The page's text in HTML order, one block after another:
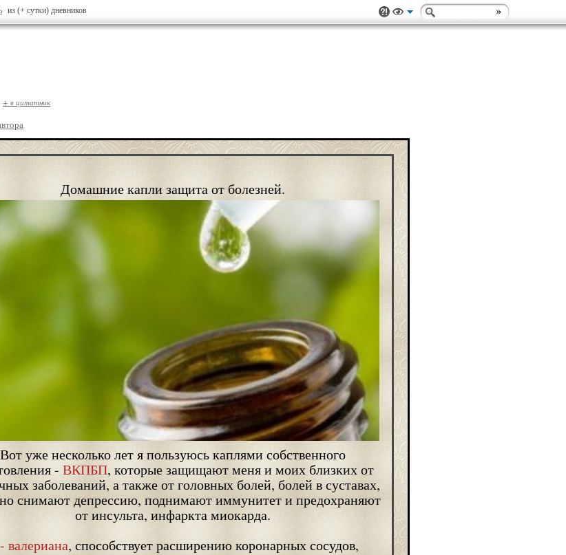
из (+ сутки) дневников
+ в цитатник
Домашние капли защита от болезней.
Вот уже несколько лет я пользуюсь каплями собственного
- ВКПБП, которые защищают меня и моих близких от
заболеваний, а также от головных болей, болей в суставах,
снимают депрессию, поднимают иммунитет и предохраняют
от инсульта, инфаркта миокарда.
валериана, способствует расширению коронарных сосудов,